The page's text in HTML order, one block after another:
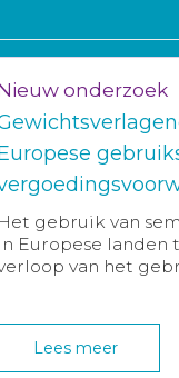
onderzoek
Het gebruik van
Europese landen
van het
Lees meer